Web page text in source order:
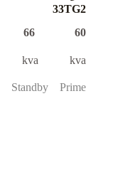
33TG2
60 66
kva kva
Standby Prime